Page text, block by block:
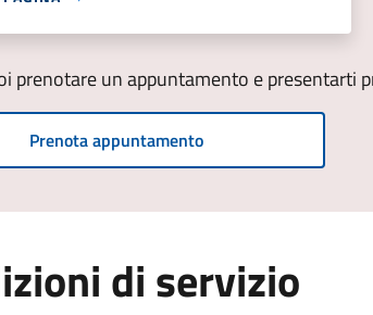
prenotare un appuntamento e presentarti
Prenota appuntamento
di servizio